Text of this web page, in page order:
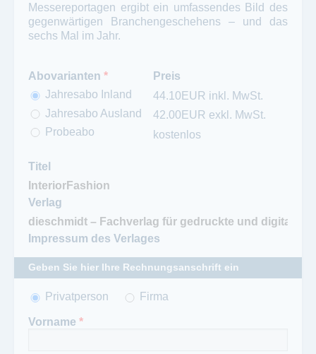
Messereportagen ergibt ein umfassendes Bild des
gegenwärtigen Branchengeschehens – und das
sechs Mal im Jahr.
Abovarianten *
Jahresabo Inland
Jahresabo Ausland
Probeabo
Preis
44.10EUR inkl. MwSt.
42.00EUR exkl. MwSt.
kostenlos
Titel
Verlag
Impressum des Verlages
Geben Sie hier Ihre Rechnungsanschrift ein
Anrede*
Privatperson Firma
Vorname *